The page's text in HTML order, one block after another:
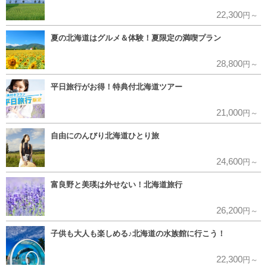
22,300円～
夏の北海道はグルメ＆体験！夏限定の満喫プラン
28,800円～
平日旅行がお得！特典付北海道ツアー
21,000円～
自由にのんびり北海道ひとり旅
24,600円～
富良野と美瑛は外せない！北海道旅行
26,200円～
子供も大人も楽しめる♪北海道の水族館に行こう！
22,300円～